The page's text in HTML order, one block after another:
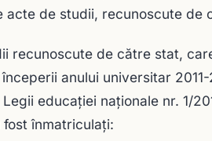
de studii, recunoscute de
recunoscute de către stat,
anului universitar
educaţiei naţionale nr. 1/
înmatriculaţi: